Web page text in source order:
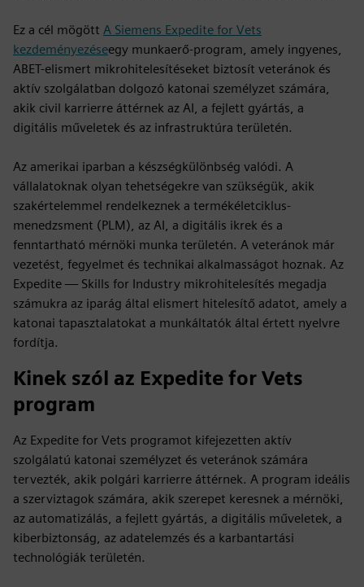
Ez a cél mögött A Siemens Expedite for Vets
kezdeményezéseegy munkaerő-program, amely ingyenes,
ABET-elismert mikrohitelesítéseket biztosít veteránok és
aktív szolgálatban dolgozó katonai személyzet számára,
akik civil karrierre áttérnek az AI, a fejlett gyártás, a
digitális műveletek és az infrastruktúra területén.
Az amerikai iparban a készségkülönbség valódi. A
vállalatoknak olyan tehetségekre van szükségük, akik
szakértelemmel rendelkeznek a termékéletciklus-
menedzsment (PLM), az AI, a digitális ikrek és a
fenntartható mérnöki munka területén. A veteránok már
vezetést, fegyelmet és technikai alkalmasságot hoznak. Az
Expedite — Skills for Industry mikrohitelesítés megadja
számukra az iparág által elismert hitelesítő adatot, amely a
katonai tapasztalatokat a munkáltatók által értett nyelvre
fordítja.
Kinek szól az Expedite for Vets
program
Az Expedite for Vets programot kifejezetten aktív
szolgálatú katonai személyzet és veteránok számára
tervezték, akik polgári karrierre áttérnek. A program ideális
a szerviztagok számára, akik szerepet keresnek a mérnöki,
az automatizálás, a fejlett gyártás, a digitális műveletek, a
kiberbiztonság, az adatelemzés és a karbantartási
technológiák területén.